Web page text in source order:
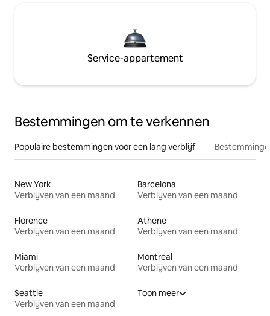
Service-appartement
Bestemmingen om te verkennen
Populaire bestemmingen voor een lang verblijf
New York
Verblijven van een maand
Barcelona
Verblijven van een maand
Florence
Verblijven van een maand
Athene
Verblijven van een maand
Miami
Verblijven van een maand
Montreal
Verblijven van een maand
Seattle
Verblijven van een maand
Toon meer